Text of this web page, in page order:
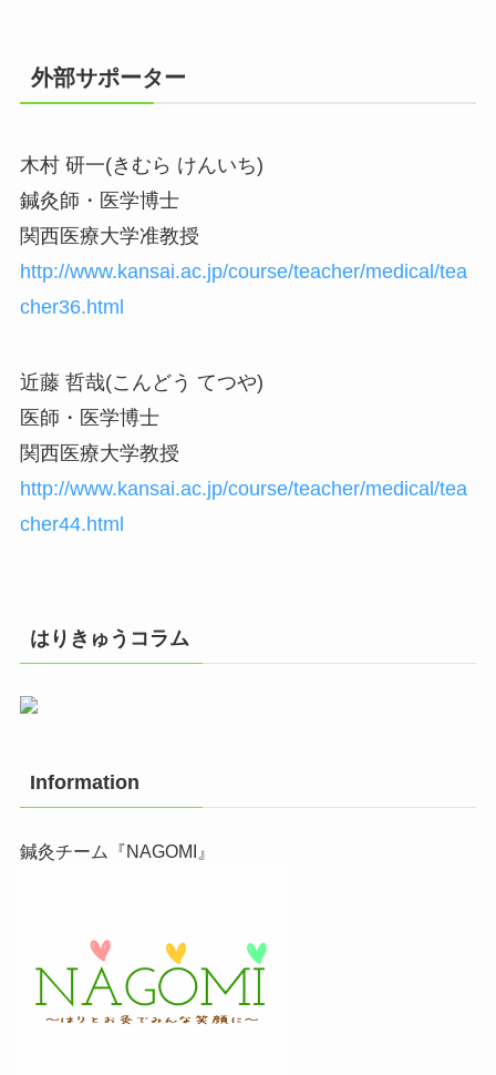
外部サポーター
木村 研一(きむら けんいち)
鍼灸師・医学博士
関西医療大学准教授
http://www.kansai.ac.jp/course/teacher/medical/tea
cher36.html
近藤 哲哉(こんどう てつや)
医師・医学博士
関西医療大学教授
http://www.kansai.ac.jp/course/teacher/medical/tea
cher44.html
はりきゅうコラム
Information
鍼灸チーム『NAGOMI』